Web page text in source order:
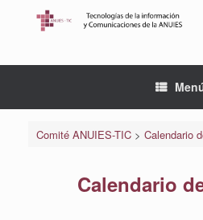
Comité ANUIES-TIC> Calendario
Calendario